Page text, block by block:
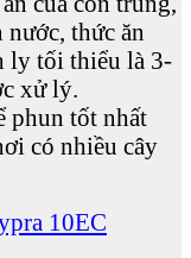
thức ăn
ly tối thiểu là 3-
xử lý.
phun tốt nhất
có nhiều cây